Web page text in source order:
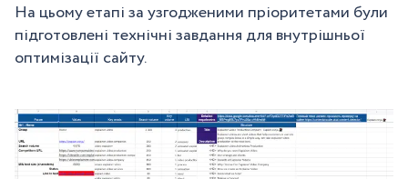
На цьому етапі за узгодженими пріоритетами були
підготовлені технічні завдання для внутрішньої
оптимізації сайту.